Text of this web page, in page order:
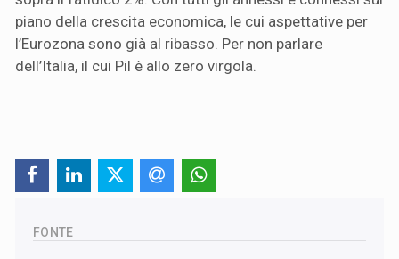
piano della crescita economica, le cui aspettative per
l’Eurozona sono già al ribasso. Per non parlare
dell’Italia, il cui Pil è allo zero virgola.
FONTE